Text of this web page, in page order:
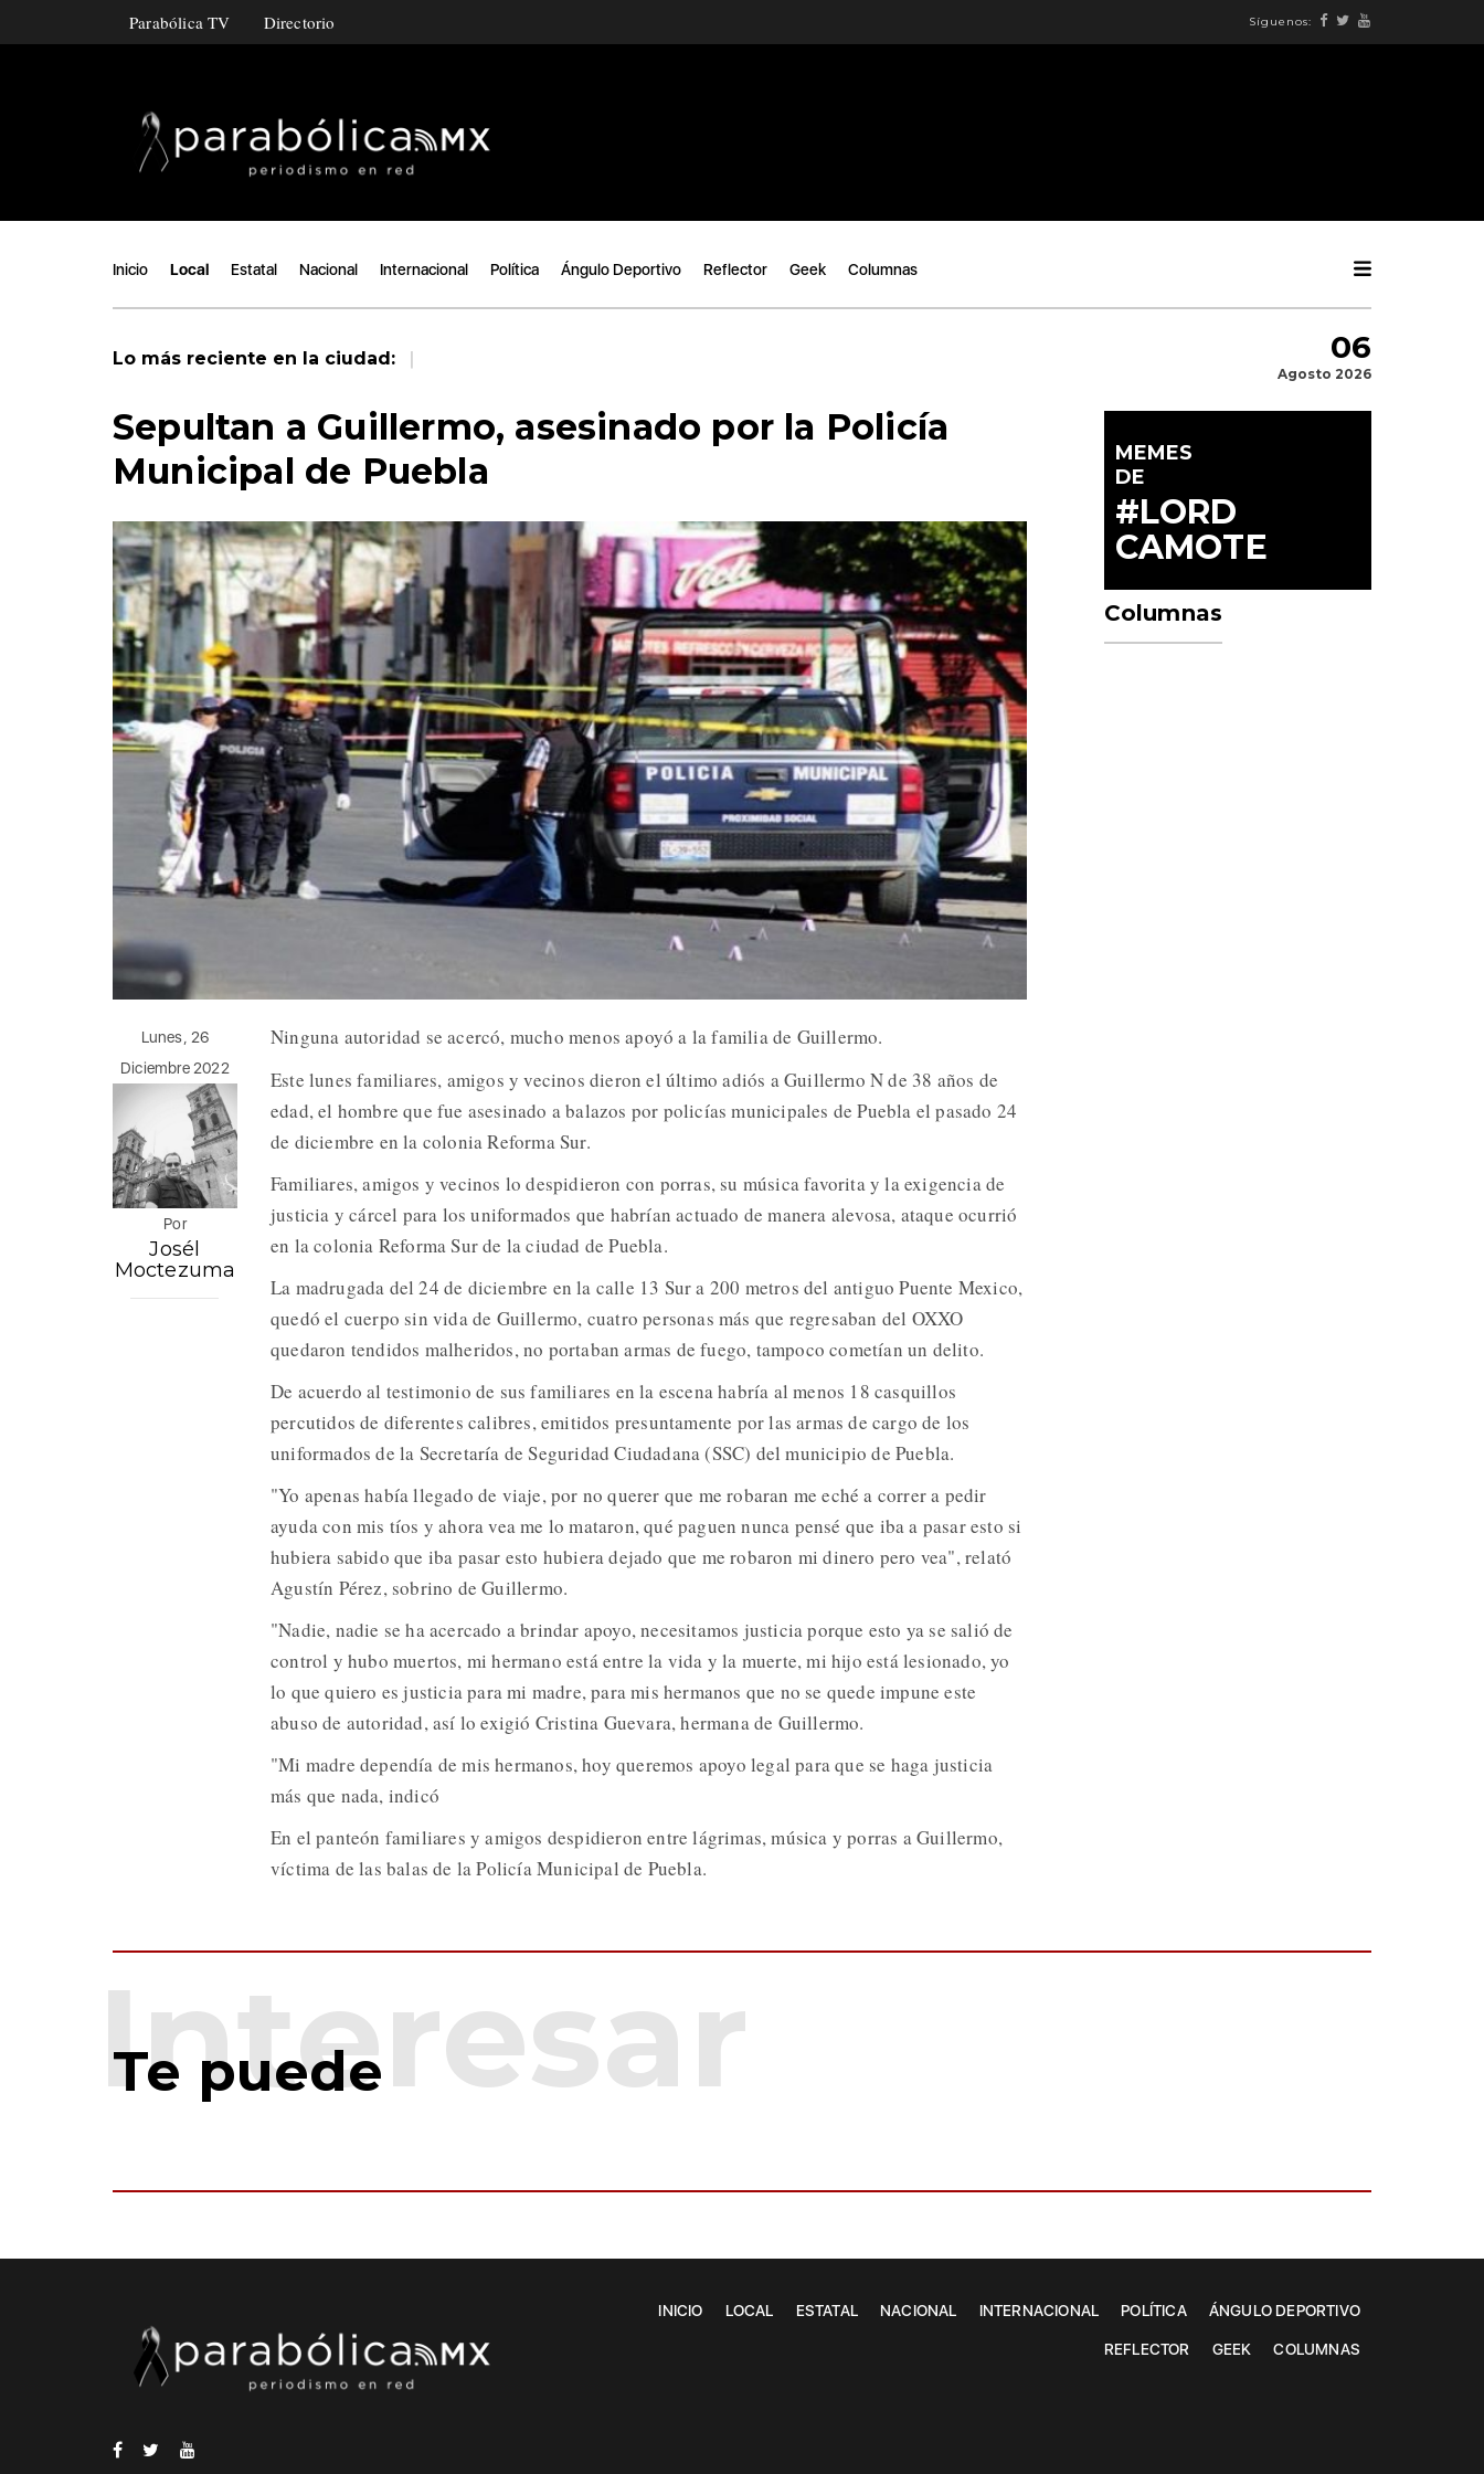
Parabólica TV Directorio Síguenos:
Inicio Local Estatal Nacional Internacional Política Ángulo Deportivo Reflector Geek Columnas
Lo más reciente en la ciudad: | 06
Agosto 2026
Sepultan a Guillermo, asesinado por la Policía
Municipal de Puebla
Lunes, 26
Diciembre 2022
Por
Josél
Moctezuma
Ninguna autoridad se acercó, mucho menos apoyó a la familia de Guillermo.
Este lunes familiares, amigos y vecinos dieron el último adiós a Guillermo N de 38 años de
edad, el hombre que fue asesinado a balazos por policías municipales de Puebla el pasado 24
de diciembre en la colonia Reforma Sur.
Familiares, amigos y vecinos lo despidieron con porras, su música favorita y la exigencia de
justicia y cárcel para los uniformados que habrían actuado de manera alevosa, ataque ocurrió
en la colonia Reforma Sur de la ciudad de Puebla.
La madrugada del 24 de diciembre en la calle 13 Sur a 200 metros del antiguo Puente Mexico,
quedó el cuerpo sin vida de Guillermo, cuatro personas más que regresaban del OXXO
quedaron tendidos malheridos, no portaban armas de fuego, tampoco cometían un delito.
De acuerdo al testimonio de sus familiares en la escena habría al menos 18 casquillos
percutidos de diferentes calibres, emitidos presuntamente por las armas de cargo de los
uniformados de la Secretaría de Seguridad Ciudadana (SSC) del municipio de Puebla.
"Yo apenas había llegado de viaje, por no querer que me robaran me eché a correr a pedir
ayuda con mis tíos y ahora vea me lo mataron, qué paguen nunca pensé que iba a pasar esto si
hubiera sabido que iba pasar esto hubiera dejado que me robaron mi dinero pero vea", relató
Agustín Pérez, sobrino de Guillermo.
"Nadie, nadie se ha acercado a brindar apoyo, necesitamos justicia porque esto ya se salió de
control y hubo muertos, mi hermano está entre la vida y la muerte, mi hijo está lesionado, yo
lo que quiero es justicia para mi madre, para mis hermanos que no se quede impune este
abuso de autoridad, así lo exigió Cristina Guevara, hermana de Guillermo.
"Mi madre dependía de mis hermanos, hoy queremos apoyo legal para que se haga justicia
más que nada, indicó
En el panteón familiares y amigos despidieron entre lágrimas, música y porras a Guillermo,
víctima de las balas de la Policía Municipal de Puebla.
MEMES
DE
#LORD
CAMOTE
Columnas
Te puede
INICIO LOCAL ESTATAL NACIONAL INTERNACIONAL POLÍTICA ÁNGULO DEPORTIVO
REFLECTOR GEEK COLUMNAS